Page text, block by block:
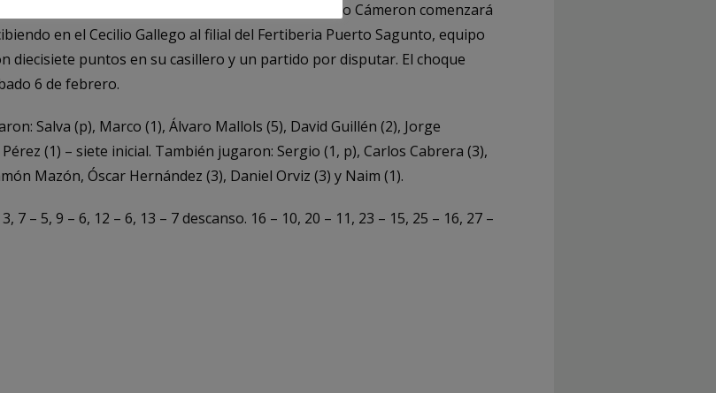
La próxima semana el equipo dirigido por Antonio Cámeron comenzará
en el Cecilio Gallego al filial del Fertiberia Puerto Sagunto, equipo
diecisiete puntos en su casillero y un partido por disputar. El choque
6 de febrero.
Salva (p), Marco (1), Álvaro Mallols (5), David Guillén (2), Jorge
(1) – siete inicial. También jugaron: Sergio (1, p), Carlos Cabrera (3),
Mazón, Óscar Hernández (3), Daniel Orviz (3) y Naim (1).
7 – 5, 9 – 6, 12 – 6, 13 – 7 descanso. 16 – 10, 20 – 11, 23 – 15, 25 – 16, 27 –